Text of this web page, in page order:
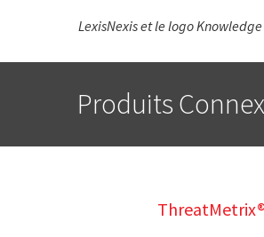
LexisNexis et le logo
Produits
ThreatMetrix®